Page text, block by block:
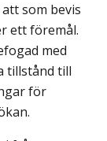
som bevis
ett föremål.
med
tillstånd till
för